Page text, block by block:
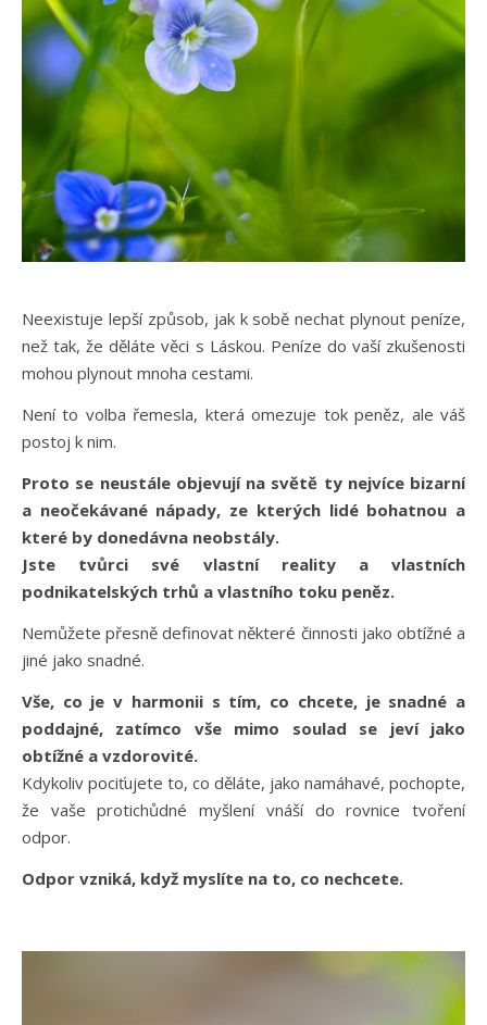
Neexistuje lepší způsob, jak k sobě nechat plynout peníze,
než tak, že děláte věci s Láskou. Peníze do vaší zkušenosti
mohou plynout mnoha cestami.
Není to volba řemesla, která omezuje tok peněz, ale váš
postoj k nim.
Proto se neustále objevují na světě ty nejvíce bizarní
a neočekávané nápady, ze kterých lidé bohatnou a
které by donedávna neobstály.
Jste tvůrci své vlastní reality a vlastních
podnikatelských trhů a vlastního toku peněz.
Nemůžete přesně definovat některé činnosti jako obtížné a
jiné jako snadné.
Vše, co je v harmonii s tím, co chcete, je snadné a
poddajné, zatímco vše mimo soulad se jeví jako
obtížné a vzdorovité.
Kdykoliv pociťujete to, co děláte, jako namáhavé, pochopte,
že vaše protichůdné myšlení vnáší do rovnice tvoření
odpor.
Odpor vzniká, když myslíte na to, co nechcete.